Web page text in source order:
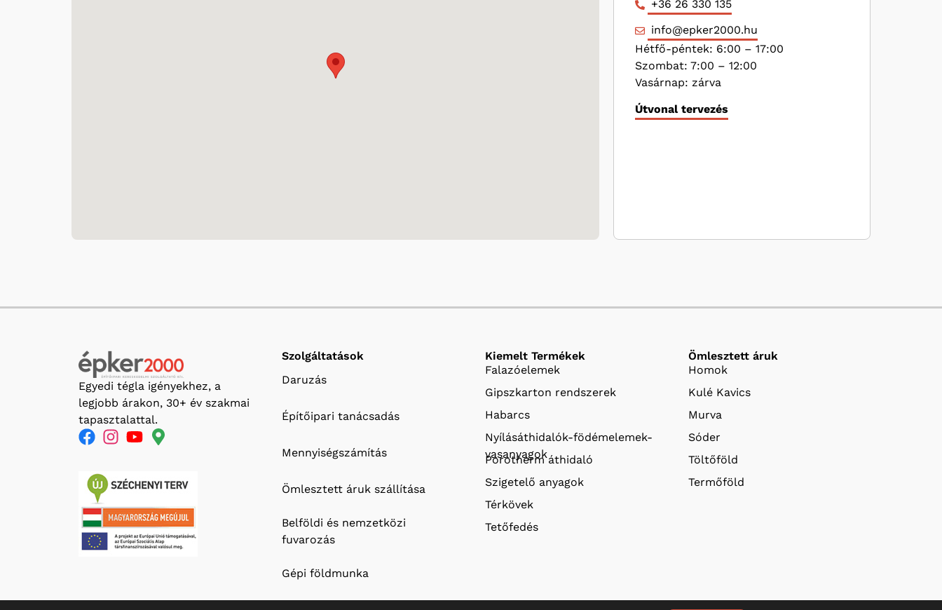
+36 26 330 135
info@epker2000.hu
Hétfő-péntek: 6:00 – 17:00
Szombat: 7:00 – 12:00
Vasárnap: zárva
Útvonal tervezés
Egyedi tégla igényekhez, a
legjobb árakon, 30+ év szakmai
tapasztalattal.
Szolgáltatások
Daruzás
Építőipari tanácsadás
Mennyiségszámítás
Ömlesztett áruk szállítása
Belföldi és nemzetközi
fuvarozás
Gépi földmunka
Kiemelt Termékek
Falazóelemek
Gipszkarton rendszerek
Habarcs
Nyílásáthidalók-födémelemek-
vasanyagok
Porotherm áthidaló
Szigetelő anyagok
Térkövek
Tetőfedés
Ömlesztett áruk
Homok
Kulé Kavics
Murva
Sóder
Töltőföld
Termőföld